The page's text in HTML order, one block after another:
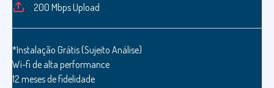
200 Mbps Upload
*Instalação Grátis (Sujeito Análise)
Wi-fi de alta performance
12 meses de fidelidade